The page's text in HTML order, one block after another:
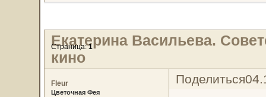
Екатерина Васильева.
кино
Страница:1
Поделиться
Fleur
Цветочная Фея